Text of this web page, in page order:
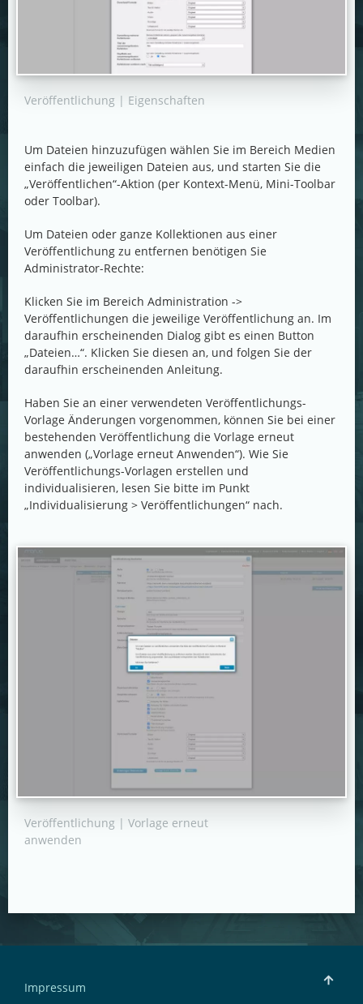
Veröffentlichung | Eigenschaften
Um Dateien hinzuzufügen wählen Sie im Bereich Medien
einfach die jeweiligen Dateien aus, und starten Sie die
„Veröffentlichen“-Aktion (per Kontext-Menü, Mini-Toolbar
oder Toolbar).
Um Dateien oder ganze Kollektionen aus einer
Veröffentlichung zu entfernen benötigen Sie
Administrator-Rechte:
Klicken Sie im Bereich Administration ->
Veröffentlichungen die jeweilige Veröffentlichung an. Im
daraufhin erscheinenden Dialog gibt es einen Button
„Dateien…“. Klicken Sie diesen an, und folgen Sie der
daraufhin erscheinenden Anleitung.
Haben Sie an einer verwendeten Veröffentlichungs-
Vorlage Änderungen vorgenommen, können Sie bei einer
bestehenden Veröffentlichung die Vorlage erneut
anwenden („Vorlage erneut Anwenden“). Wie Sie
Veröffentlichungs-Vorlagen erstellen und
individualisieren, lesen Sie bitte im Punkt
„Individualisierung > Veröffentlichungen“ nach.
Veröffentlichung | Vorlage erneut
anwenden
Impressum